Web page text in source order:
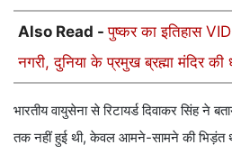
Also Read -पुष्कर का इतिहास
नगरी, दुनिया के प्रमुख ब्रह्मा मंदिर की
भारतीय वायुसेना से रिटायर्ड दिवाकर सिंह ने
तक नहीं हुई थी, केवल आमने-सामने की भिड़ंत